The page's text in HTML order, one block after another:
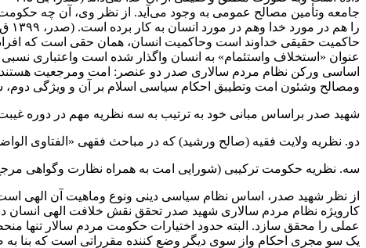
جامعه‌ وتأمین‌ مصالح عمومی به وجود می‌آید. از نظر وی، آن چه
حاکمیت حقیقی خداوند است‌ وحاکمیت انسان، همان حقی است که
عنوان «استخلاف واستئمام» به انسان واگذار شده است واعتباری
ومصالح وشئون امت وتطیبق احکام سیاسی اسلام بر آن و ویژگی دوم،
شهید صدر براساس مبانی خود به ترتیب به سه نظریه مهم در دوره
دو. نظریه ولایت فقیه (صالح ورشید) که در مباحث فقهی «الفتاوی
سه. نظریه حکومت ترکیبی (شورایی امت به همراه نظارت وگواهی
از‌ نظر شهید صدر، اساس نظام سیاسی دینی ونوع وماهیت آن الهی
کارویژه‌ نظام‌ مردم سالاری شهید صدر تحقق نقش خلافت الهی انسان
عملی‌ را‌ محقق سازد. البته حدود اختیارات حکومت مردم سالار تنها
یک سو مجری احکام واز سوی دیگر وضع کننده مقرراتی است که بنا به